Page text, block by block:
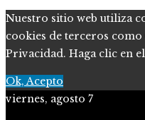
Nuestro sitio web utiliza
cookies de terceros como
Privacidad. Haga clic en
Ok, Acepto
viernes, agosto 7